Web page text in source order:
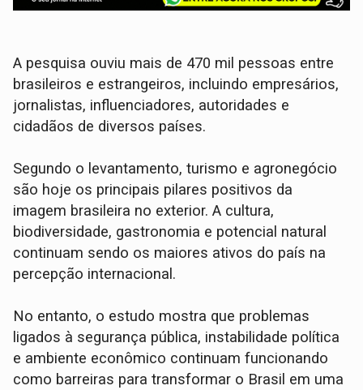
A pesquisa ouviu mais de 470 mil pessoas entre
brasileiros e estrangeiros, incluindo empresários,
jornalistas, influenciadores, autoridades e
cidadãos de diversos países.
Segundo o levantamento, turismo e agronegócio
são hoje os principais pilares positivos da
imagem brasileira no exterior. A cultura,
biodiversidade, gastronomia e potencial natural
continuam sendo os maiores ativos do país na
percepção internacional.
No entanto, o estudo mostra que problemas
ligados à segurança pública, instabilidade política
e ambiente econômico continuam funcionando
como barreiras para transformar o Brasil em uma